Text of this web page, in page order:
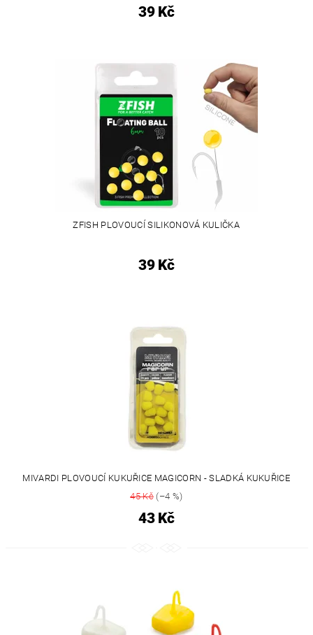
39 Kč
ZFISH PLOVOUCÍ SILIKONOVÁ KULIČKA
39 Kč
MIVARDI PLOVOUCÍ KUKUŘICE MAGICORN - SLADKÁ KUKUŘICE
45 Kč(–4 %)
43 Kč